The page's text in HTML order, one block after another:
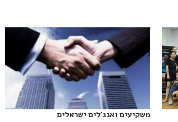
משקיעים ואנג'לים ישראלים‎